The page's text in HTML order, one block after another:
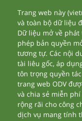
Trang web này
và toàn bộ dữ liệu
Dữ liệu mở về phát
phép bản quyền
tương tự. Các nội
tài liêu gốc, áp
tôn trọng quyền
trang web ODV
và chia sẻ miễn
rộng rãi cho công
dịch vụ mang tính